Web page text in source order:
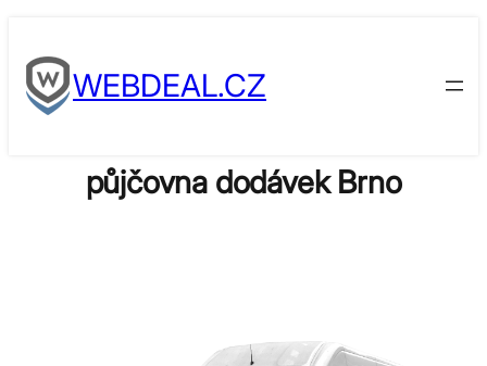
to
contentWEBDEAL.CZ
půjčovna dodávek Brno